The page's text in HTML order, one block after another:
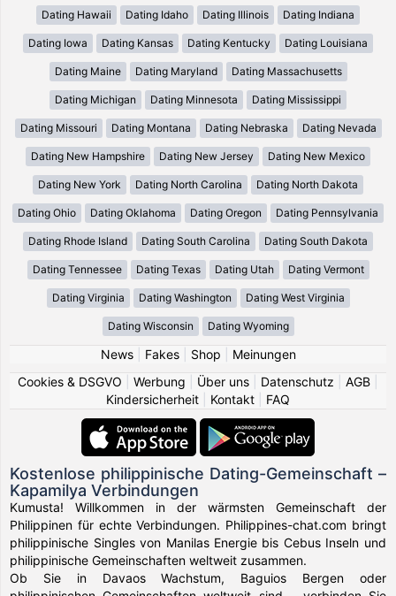
Dating Hawaii Dating Idaho Dating Illinois Dating Indiana
Dating Iowa Dating Kansas Dating Kentucky Dating Louisiana
Dating Maine Dating Maryland Dating Massachusetts
Dating Michigan Dating Minnesota Dating Mississippi
Dating Missouri Dating Montana Dating Nebraska Dating Nevada
Dating New Hampshire Dating New Jersey Dating New Mexico
Dating New York Dating North Carolina Dating North Dakota
Dating Ohio Dating Oklahoma Dating Oregon Dating Pennsylvania
Dating Rhode Island Dating South Carolina Dating South Dakota
Dating Tennessee Dating Texas Dating Utah Dating Vermont
Dating Virginia Dating Washington Dating West Virginia
Dating Wisconsin Dating Wyoming
News| Fakes| Shop
Meinungen
Cookies & DSGVO
Werbung Über uns Datenschutz AGB
Kindersicherheit
Kontakt FAQ
Kostenlose philippinische Dating-Gemeinschaft –
Kapamilya Verbindungen
Kumusta! Willkommen in der wärmsten Gemeinschaft der
Philippinen für echte Verbindungen. Philippines-chat.com bringt
philippinische Singles von Manilas Energie bis Cebus Inseln und
philippinische Gemeinschaften weltweit zusammen.
Ob Sie in Davaos Wachstum, Baguios Bergen oder